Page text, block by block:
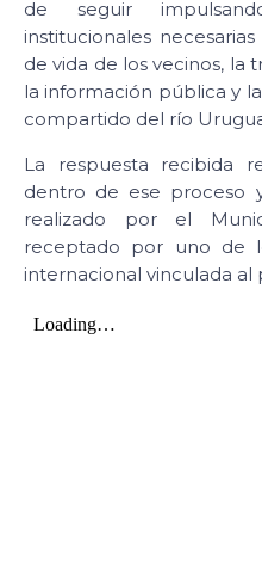
de seguir
institucionales
de vida de los vecinos, la
la información pública y
compartido del río
La respuesta recibida
dentro de ese proceso
realizado por el
receptado por uno de
internacional vinculada al